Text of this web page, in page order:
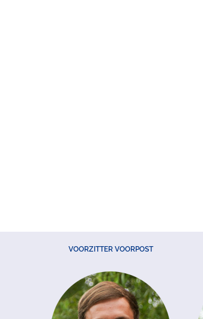
VOORZITTER VOORPOST